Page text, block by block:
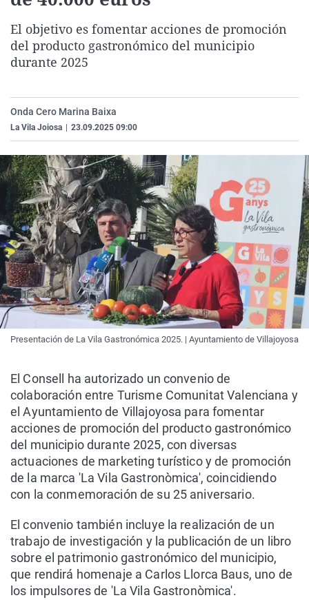
Gente viajera
Retornados
Galicia
Televisión
El objetivo es fomentar acciones de promoción
del producto gastronómico del municipio
durante 2025
Onda Cero Marina Baixa
La Vila Joiosa 23.09.2025 09:00
Presentación de La Vila Gastronómica 2025. | Ayuntamiento de Villajoyosa
El Consell ha autorizado un convenio de
colaboración entre Turisme Comunitat Valenciana y
el Ayuntamiento de Villajoyosa para fomentar
acciones de promoción del producto gastronómico
del municipio durante 2025, con diversas
actuaciones de marketing turístico y de promoción
de la marca 'La Vila Gastronòmica', coincidiendo
con la conmemoración de su 25 aniversario.
El convenio también incluye la realización de un
trabajo de investigación y la publicación de un libro
sobre el patrimonio gastronómico del municipio,
que rendirá homenaje a Carlos Llorca Baus, uno de
los impulsores de 'La Vila Gastronòmica'.